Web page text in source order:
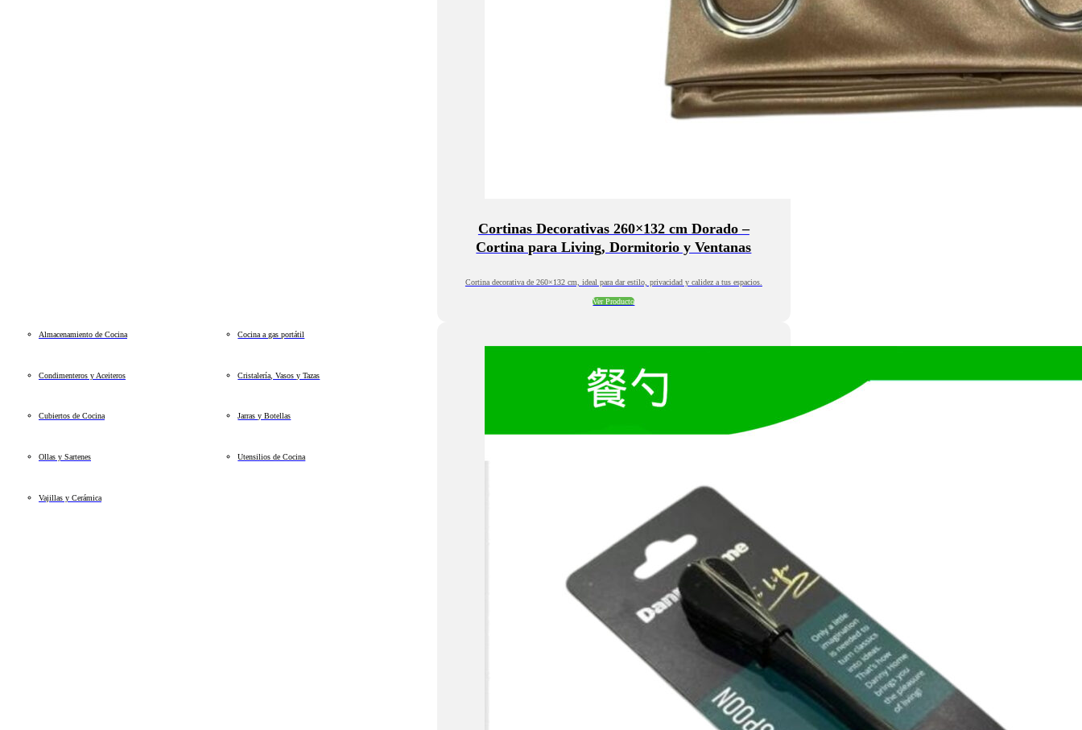
Cortinas Decorativas 260×132 cm Dorado –
Cortina para Living, Dormitorio y Ventanas
Cortina decorativa de 260×132 cm, ideal para dar estilo, privacidad y calidez a tus espacios.
Ver Producto
Almacenamiento de Cocina Cocina a gas portátil
Condimenteros y Aceiteros Cristalería, Vasos y Tazas
Cubiertos de Cocina Jarras y Botellas
Ollas y Sartenes Utensilios de Cocina
Vajillas y Cerámica